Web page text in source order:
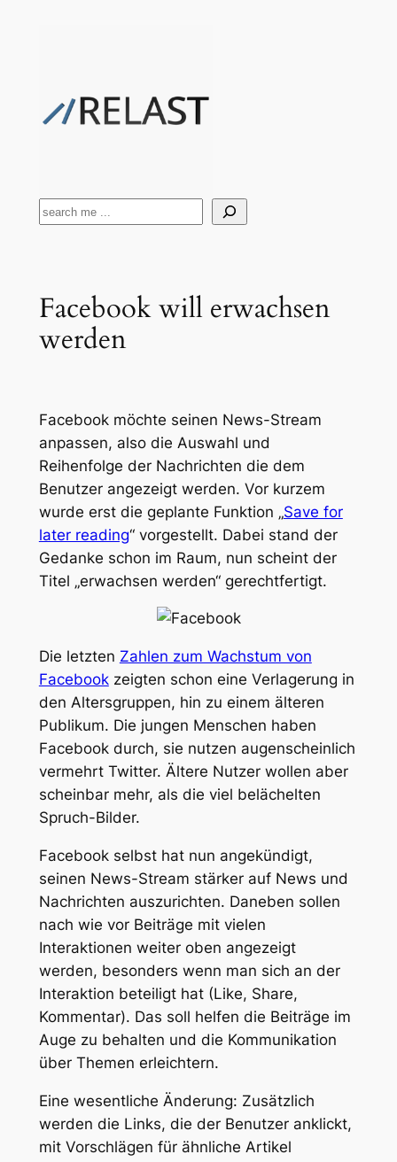
Suchen
Facebook will erwachsen
werden
Facebook möchte seinen News-Stream
anpassen, also die Auswahl und
Reihenfolge der Nachrichten die dem
Benutzer angezeigt werden. Vor kurzem
wurde erst die geplante Funktion „Save for
later reading“ vorgestellt. Dabei stand der
Gedanke schon im Raum, nun scheint der
Titel „erwachsen werden“ gerechtfertigt.
Die letzten Zahlen zum Wachstum von
Facebookzeigten schon eine Verlagerung in
den Altersgruppen, hin zu einem älteren
Publikum. Die jungen Menschen haben
Facebook durch, sie nutzen augenscheinlich
vermehrt Twitter. Ältere Nutzer wollen aber
scheinbar mehr, als die viel belächelten
Spruch-Bilder.
Facebook selbst hat nun angekündigt,
seinen News-Stream stärker auf News und
Nachrichten auszurichten. Daneben sollen
nach wie vor Beiträge mit vielen
Interaktionen weiter oben angezeigt
werden, besonders wenn man sich an der
Interaktion beteiligt hat (Like, Share,
Kommentar). Das soll helfen die Beiträge im
Auge zu behalten und die Kommunikation
über Themen erleichtern.
Eine wesentliche Änderung: Zusätzlich
werden die Links, die der Benutzer anklickt,
mit Vorschlägen für ähnliche Artikel